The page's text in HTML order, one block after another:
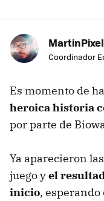
MartinPixel
Coordinador
Es momento de
heroica historia
por parte de
Ya aparecieron
juego yel
inicio,